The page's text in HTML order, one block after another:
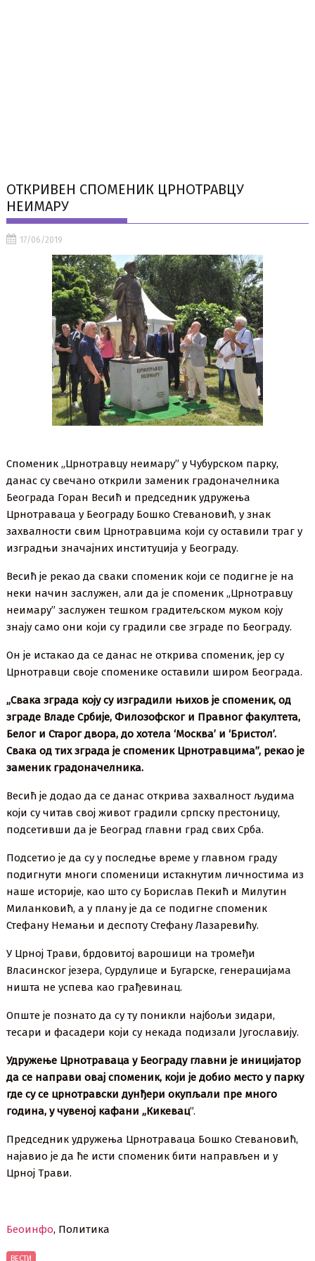
ОТКРИВЕН СПОМЕНИК ЦРНОТРАВЦУ
НЕИМАРУ
17/06/2019
Споменик „Црнотравцу неимару” у Чубурском парку,
данас су свечано открили заменик градоначелника
Београда Горан Весић и председник удружења
Црнотраваца у Београду Бошко Стевановић, у знак
захвалности свим Црнотравцима који су оставили траг у
изградњи значајних институција у Београду.
Весић је рекао да сваки споменик који се подигне је на
неки начин заслужен, али да је споменик „Црнотравцу
неимару” заслужен тешком градитељском муком коју
знају само они који су градили све зграде по Београду.
Он је истакао да се данас не открива споменик, јер су
Црнотравци своје споменике оставили широм Београда.
„Свака зграда коју су изградили њихов је споменик, од
зграде Владе Србије, Филозофског и Правног факултета,
Белог и Старог двора, до хотела ‘Москва’ и ‘Бристол’.
Свака од тих зграда је споменик Црнотравцима”, рекао је
заменик градоначелника.
Весић је додао да се данас открива захвалност људима
који су читав свој живот градили српску престоницу,
подсетивши да је Београд главни град свих Срба.
Подсетио је да су у последње време у главном граду
подигнути многи споменици истакнутим личностима из
наше историје, као што су Борислав Пекић и Милутин
Миланковић, а у плану је да се подигне споменик
Стефану Немањи и деспоту Стефану Лазаревићу.
У Црној Трави, брдовитој варошици на тромеђи
Власинског језера, Сурдулице и Бугарске, генерацијама
ништа не успева као грађевинац.
Опште је познато да су ту поникли најбољи зидари,
тесари и фасадери који су некада подизали Југославију.
Удружење Црнотраваца у Београду главни је иницијатор
да се направи овај споменик, који је добио место у парку
где су се црнотравски дунђери окупљали пре много
година, у чувеној кафани „Кикевац”.
Председник удружења Црнотраваца Бошко Стевановић,
најавио је да ће исти споменик бити направљен и у
Црној Трави.
Беоинфо, Политика
ВЕСТИ